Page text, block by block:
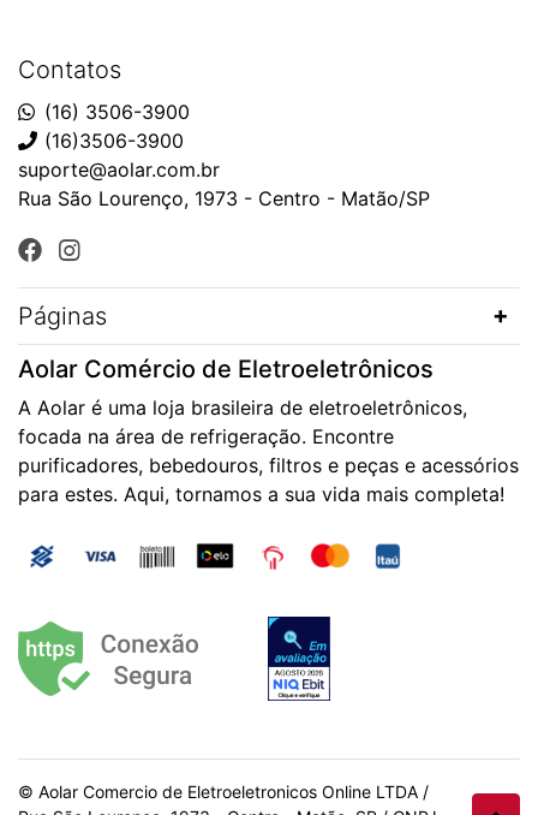
Contatos
(16) 3506-3900
(16)3506-3900
suporte@aolar.com.br
Rua São Lourenço, 1973 - Centro - Matão/SP
Páginas
Aolar Comércio de Eletroeletrônicos
A Aolar é uma loja brasileira de eletroeletrônicos,
focada na área de refrigeração. Encontre
purificadores, bebedouros, filtros e peças e acessórios
para estes. Aqui, tornamos a sua vida mais completa!
© Aolar Comercio de Eletroeletronicos Online LTDA /